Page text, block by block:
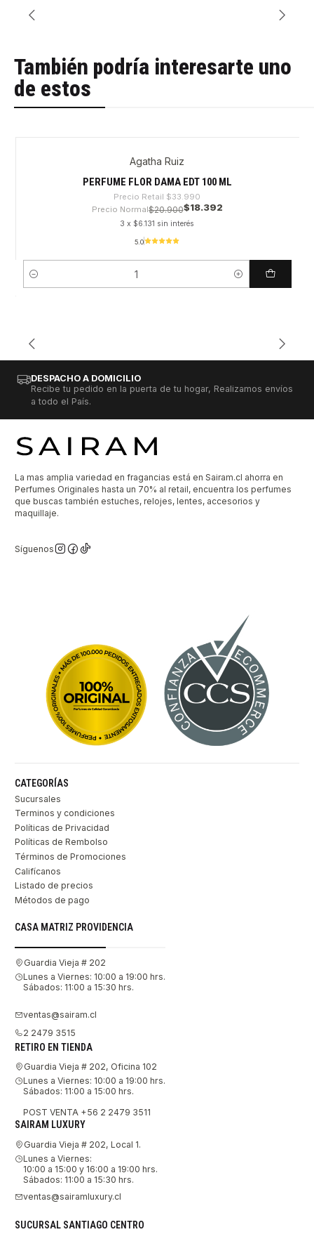
También podría interesarte uno
de estos
Agatha Ruiz
PERFUME FLOR DAMA EDT 100 ML
Precio Retail $33.990
Precio Normal$20.900$18.392
3 x $6.131 sin interés
5.0
Cantidad
DESPACHO A DOMICILIO
Recibe tu pedido en la puerta de tu hogar, Realizamos envíos
a todo el País.
La mas amplia variedad en fragancias está en Sairam.cl ahorra en
Perfumes Originales hasta un 70% al retail, encuentra los perfumes
que buscas también estuches, relojes, lentes, accesorios y
maquillaje.
Síguenos
CATEGORÍAS
Sucursales
Terminos y condiciones
Políticas de Privacidad
Políticas de Rembolso
Términos de Promociones
Califícanos
Listado de precios
Métodos de pago
CASA MATRIZ PROVIDENCIA
Guardia Vieja # 202
Lunes a Viernes: 10:00 a 19:00 hrs.
Sábados: 11:00 a 15:30 hrs.
ventas@sairam.cl
2 2479 3515
RETIRO EN TIENDA
Guardia Vieja # 202, Oficina 102
Lunes a Viernes: 10:00 a 19:00 hrs.
Sábados: 11:00 a 15:00 hrs.
POST VENTA +56 2 2479 3511
SAIRAM LUXURY
Guardia Vieja # 202, Local 1.
Lunes a Viernes:
10:00 a 15:00 y 16:00 a 19:00 hrs.
Sábados: 11:00 a 15:30 hrs.
ventas@sairamluxury.cl
SUCURSAL SANTIAGO CENTRO